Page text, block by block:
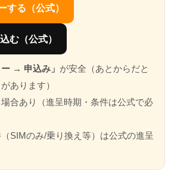
る（公式）
む（公式）
→ 申込み」 が安全（あとからだと
あります）
合あり（進呈時期・条件は公式で必
SIMのみ/乗り換え等）は公式の進呈